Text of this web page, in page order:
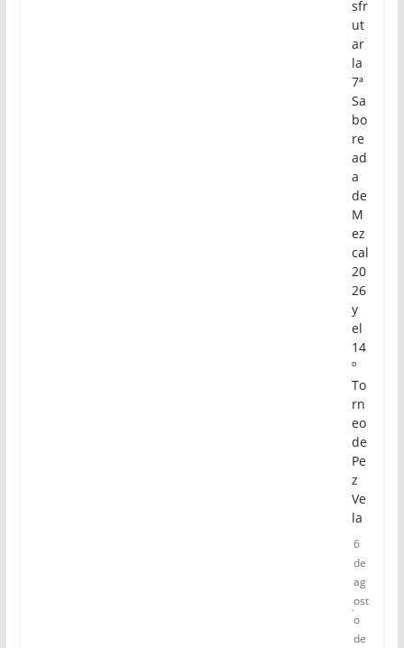
sfr
ut
ar
la
7ª
Sa
bo
re
ad
a
de
M
ez
cal
20
26
y
el
14
º
To
rn
eo
de
Pe
z
Ve
la
6
de
ag
ost
o
de